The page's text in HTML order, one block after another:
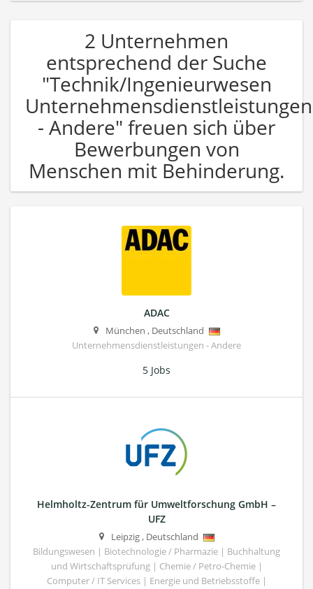
2 Unternehmen
entsprechend der Suche
"Technik/Ingenieurwesen
Unternehmensdienstleistungen
- Andere" freuen sich über
Bewerbungen von
Menschen mit Behinderung.
ADAC
München , Deutschland
Unternehmensdienstleistungen - Andere
5 Jobs
Helmholtz-Zentrum für Umweltforschung GmbH –
UFZ
Leipzig, Deutschland
Bildungswesen | Biotechnologie / Pharmazie | Buchhaltung
und Wirtschaftsprüfung | Chemie / Petro-Chemie |
Computer / IT Services | Energie und Betriebsstoffe |